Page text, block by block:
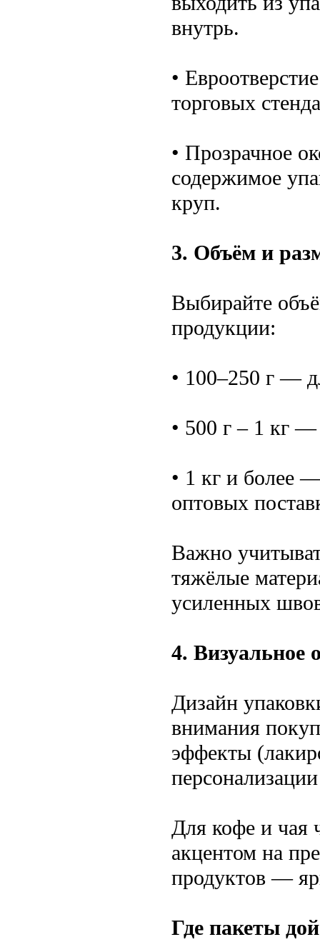
внутрь.
•
торговых
• Прозрачное
содержимое
круп.
3. Объём и
Выбирайте
продукции:
• 100–250 г —
• 500 г – 1 кг
• 1 кг и более
оптовых
Важно
тяжёлые
усиленных
4. Визуальное
Дизайн
внимания
эффекты
Для кофе и чая
акцентом на
продуктов —
Где пакеты